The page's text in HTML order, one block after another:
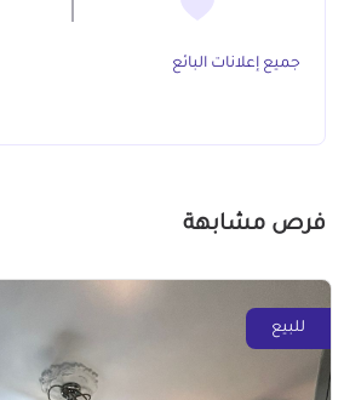
جميع إعلانات البائع
فرص مشابهة
للبيع